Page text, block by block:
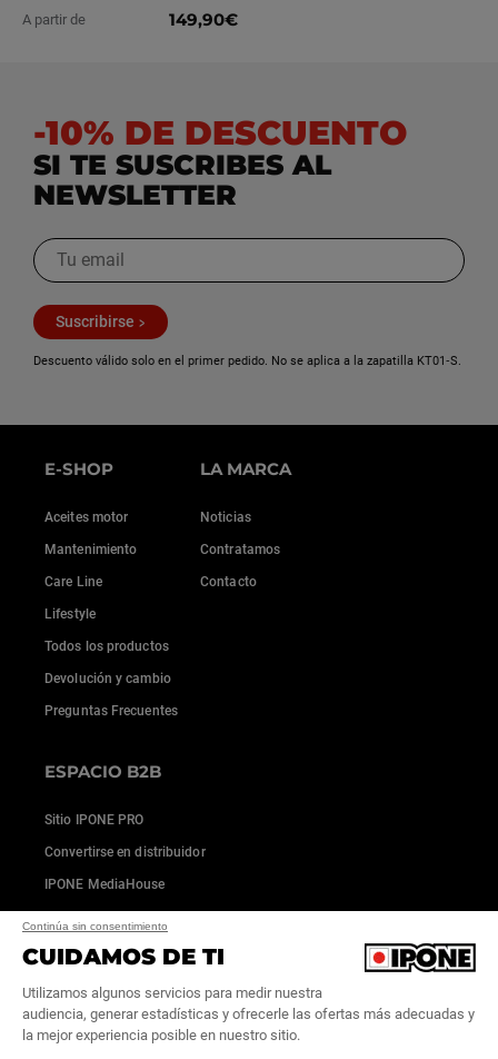
Continúa sin consentimiento
CUIDAMOS DE TI
Utilizamos algunos servicios para medir nuestra
audiencia, generar estadísticas y ofrecerle las ofertas más adecuadas y
la mejor experiencia posible en nuestro sitio.
A partir de 149,90€
-10% DE DESCUENTO
SI TE SUSCRIBES AL
NEWSLETTER
Suscribirse
Descuento válido solo en el primer pedido. No se aplica a la zapatilla KT01‑S.
E-SHOP
Aceites motor
Mantenimiento
Care Line
Lifestyle
Todos los productos
Devolución y cambio
Preguntas Frecuentes
LA MARCA
Noticias
Contratamos
Contacto
ESPACIO B2B
Sitio IPONE PRO
Convertirse en distribuidor
IPONE MediaHouse